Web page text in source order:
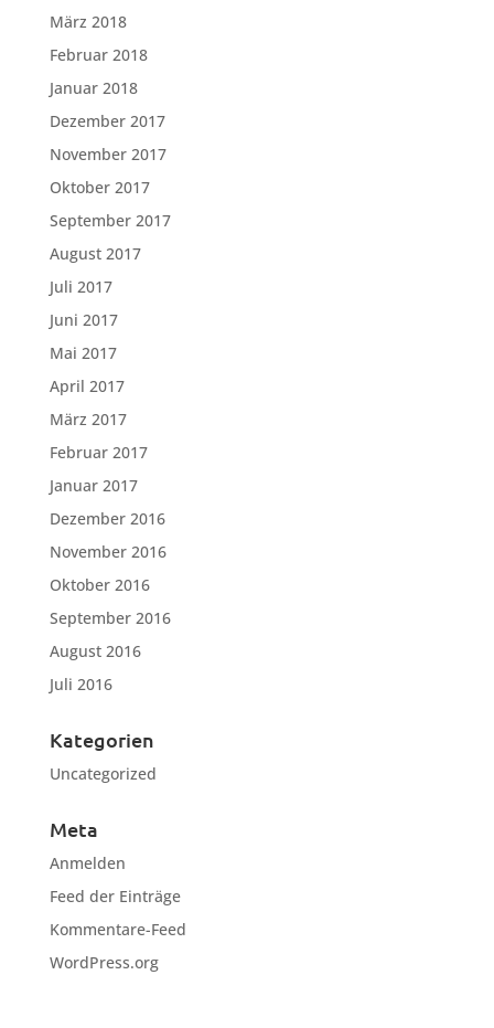
März 2018
Februar 2018
Januar 2018
Dezember 2017
November 2017
Oktober 2017
September 2017
August 2017
Juli 2017
Juni 2017
Mai 2017
April 2017
März 2017
Februar 2017
Januar 2017
Dezember 2016
November 2016
Oktober 2016
September 2016
August 2016
Juli 2016
Kategorien
Uncategorized
Meta
Anmelden
Feed der Einträge
Kommentare-Feed
WordPress.org